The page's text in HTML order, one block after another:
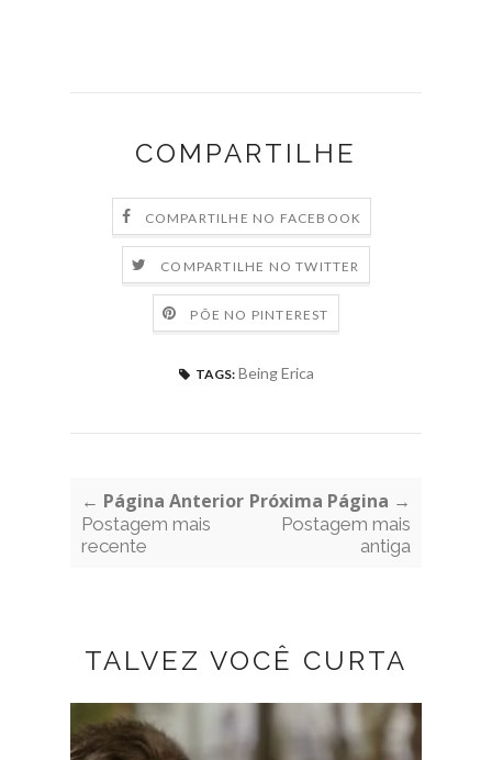
COMPARTILHE
COMPARTILHE NO FACEBOOK
COMPARTILHE NO TWITTER
PÕE NO PINTEREST
TAGS: Being Erica
← Página Anterior
Postagem mais
recente
Próxima Página →
Postagem mais
antiga
TALVEZ VOCÊ CURTA